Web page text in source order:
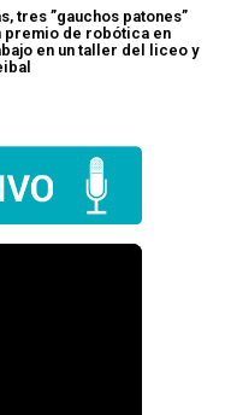
tres ”gauchos patones”
premio de robótica en
en un taller del liceo y